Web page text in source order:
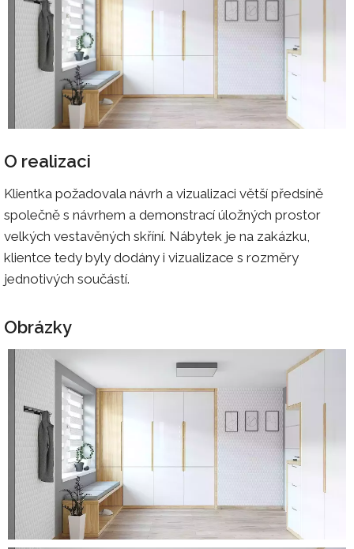
O realizaci
Klientka požadovala návrh a vizualizaci větší předsíně
společně s návrhem a demonstrací úložných prostor
velkých vestavěných skříní. Nábytek je na zakázku,
klientce tedy byly dodány i vizualizace s rozměry
jednotivých součástí.
Obrázky